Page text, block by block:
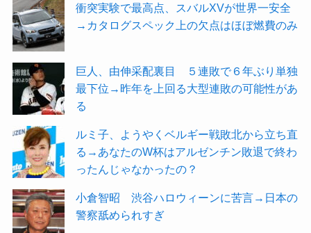
衝突実験で最高点、スバルXVが世界一安全
→カタログスペック上の欠点はほぼ燃費のみ
巨人、由伸采配裏目 ５連敗で６年ぶり単独
最下位→昨年を上回る大型連敗の可能性があ
る
ルミ子、ようやくベルギー戦敗北から立ち直
る→あなたのW杯はアルゼンチン敗退で終わ
ったんじゃなかったの？
小倉智昭 渋谷ハロウィーンに苦言→日本の
警察舐められすぎ